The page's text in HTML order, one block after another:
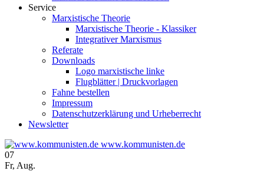
Service
Marxistische Theorie
Marxistische Theorie - Klassiker
Integrativer Marxismus
Referate
Downloads
Logo marxistische linke
Flugblätter | Druckvorlagen
Fahne bestellen
Impressum
Datenschutzerklärung und Urheberrecht
Newsletter
www.kommunisten.de
07
Fr, Aug.